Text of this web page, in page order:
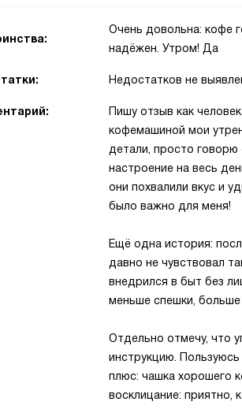
Очень довольна: кофе
надёжен. Утром! Да
Недостатков не
Пишу отзыв как
кофемашиной мои
детали, просто
настроение на весь
они похвалили вкус и
было важно для меня!
Ещё одна история:
давно не чувствовал
внедрился в быт без
меньше спешки, больше
Отдельно отмечу, что
инструкцию.
плюс: чашка хорошего
восклицание: приятно,